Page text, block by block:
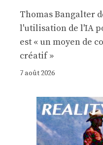
Thomas Bangalter
l'utilisation de l'IA
est « un moyen de
créatif »
7 août 2026